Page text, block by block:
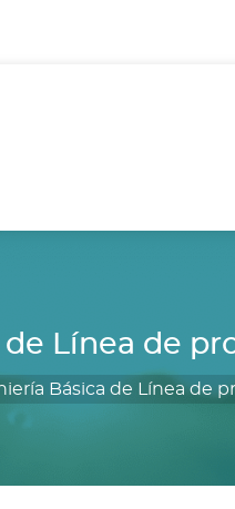
Línea de
Básica de Línea de